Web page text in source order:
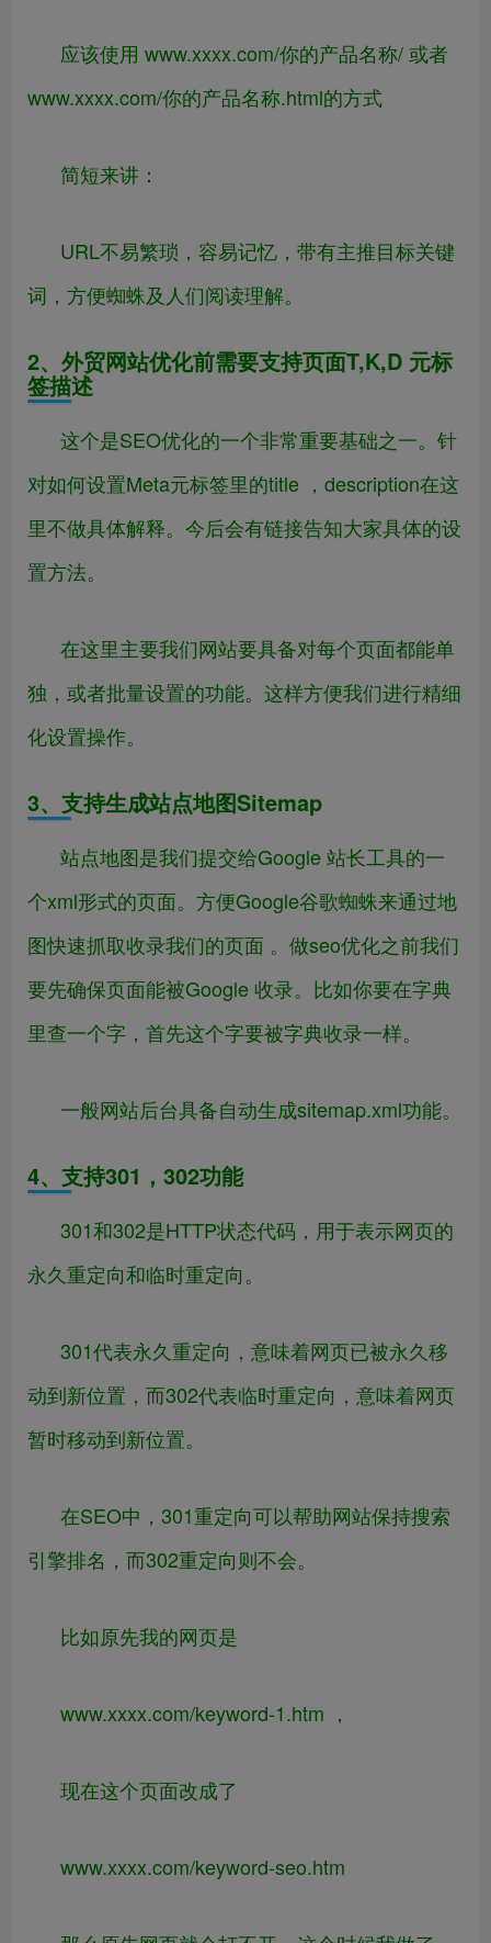
应该使用 www.xxxx.com/你的产品名称/ 或者
www.xxxx.com/你的产品名称.html的方式
简短来讲：
URL不易繁琐，容易记忆，带有主推目标关键
词，方便蜘蛛及人们阅读理解。
2、外贸网站优化前需要支持页面T,K,D 元标
签描述
这个是SEO优化的一个非常重要基础之一。针
对如何设置Meta元标签里的title ，description在这
里不做具体解释。今后会有链接告知大家具体的设
置方法。
在这里主要我们网站要具备对每个页面都能单
独，或者批量设置的功能。这样方便我们进行精细
化设置操作。
3、支持生成站点地图Sitemap
站点地图是我们提交给Google 站长工具的一
个xml形式的页面。方便Google谷歌蜘蛛来通过地
图快速抓取收录我们的页面 。做seo优化之前我们
要先确保页面能被Google 收录。比如你要在字典
里查一个字，首先这个字要被字典收录一样。
一般网站后台具备自动生成sitemap.xml功能。
4、支持301，302功能
301和302是HTTP状态代码，用于表示网页的
永久重定向和临时重定向。
301代表永久重定向，意味着网页已被永久移
动到新位置，而302代表临时重定向，意味着网页
暂时移动到新位置。
在SEO中，301重定向可以帮助网站保持搜索
引擎排名，而302重定向则不会。
比如原先我的网页是
www.xxxx.com/keyword-1.htm ，
现在这个页面改成了
www.xxxx.com/keyword-seo.htm